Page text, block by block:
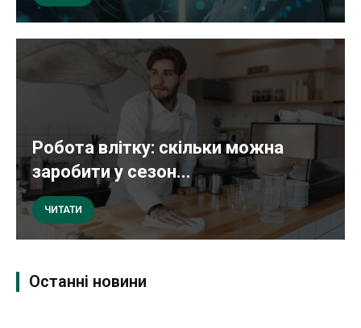
Робота влітку: скільки можна
заробити у сезон...
ЧИТАТИ
Останні новини